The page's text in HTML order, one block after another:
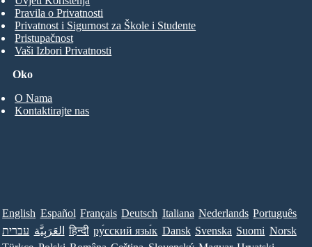
Oko
O Nama
Kontaktirajte nas
Pravila o Privatnosti
Privatnost i Sigurnost za Škole i Studente
Pristupačnost
Vaši Izbori Privatnosti
English Español Français Deutsch Italiana Nederlands Português
עברית العَرَبِيَّة हिन्दी ру́сский язы́к Dansk Svenska Suomi Norsk